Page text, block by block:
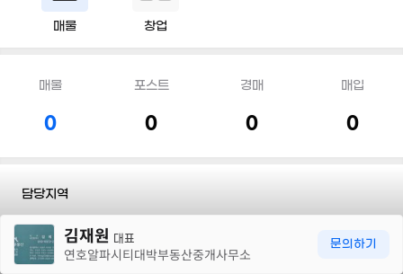
매물 창업
매물
0
포스트
0
경매
0
매입
0
담당지역
전화 김재원 대표
연호알파시티대박부동산중개사무소
문의하기